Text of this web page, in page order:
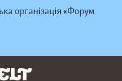
організація «Форум